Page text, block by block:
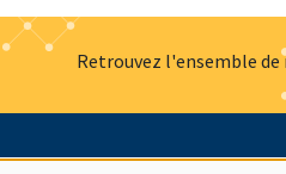
Retrouvez l'ensemble
Hommage à Actualités